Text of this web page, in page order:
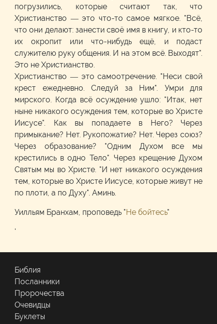
погрузились, которые считают так, что
Христианство — это что-то самое мягкое. "Всё,
что они делают: занести своё имя в книгу, и кто-то
их окропит или что-нибудь ещё, и подаст
служителю руку общения. И на этом всё. Выходят".
Это не Христианство.
Христианство — это самоотречение. "Неси свой
крест ежедневно. Следуй за Ним". Умри для
мирского. Когда всё осуждение ушло: "Итак, нет
ныне никакого осуждения тем, которые во Христе
Иисусе". Как вы попадаете в Него? Через
примыкание? Нет. Рукопожатие? Нет. Через союз?
Через образование? "Одним Духом все мы
крестились в одно Тело". Через крещение Духом
Святым мы во Христе. "И нет никакого осуждения
тем, которые во Христе Иисусе, которые живут не
по плоти, а по Духу". Аминь.
Уилльям Бранхам, проповедь "Не бойтесь"
'
Библия
Посланники
Пророчества
Очевидцы
Буклеты